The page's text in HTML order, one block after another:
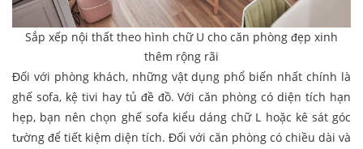
Sắp xếp nội thất theo hình chữ U cho căn phòng đẹp xinh
thêm rộng rãi
Đối với phòng khách, những vật dụng phổ biến nhất chính là
ghế sofa, kệ tivi hay tủ đề đồ. Với căn phòng có diện tích hạn
hẹp, bạn nên chọn ghế sofa kiểu dáng chữ L hoặc kê sát góc
tường để tiết kiệm diện tích. Đối với căn phòng có chiều dài và